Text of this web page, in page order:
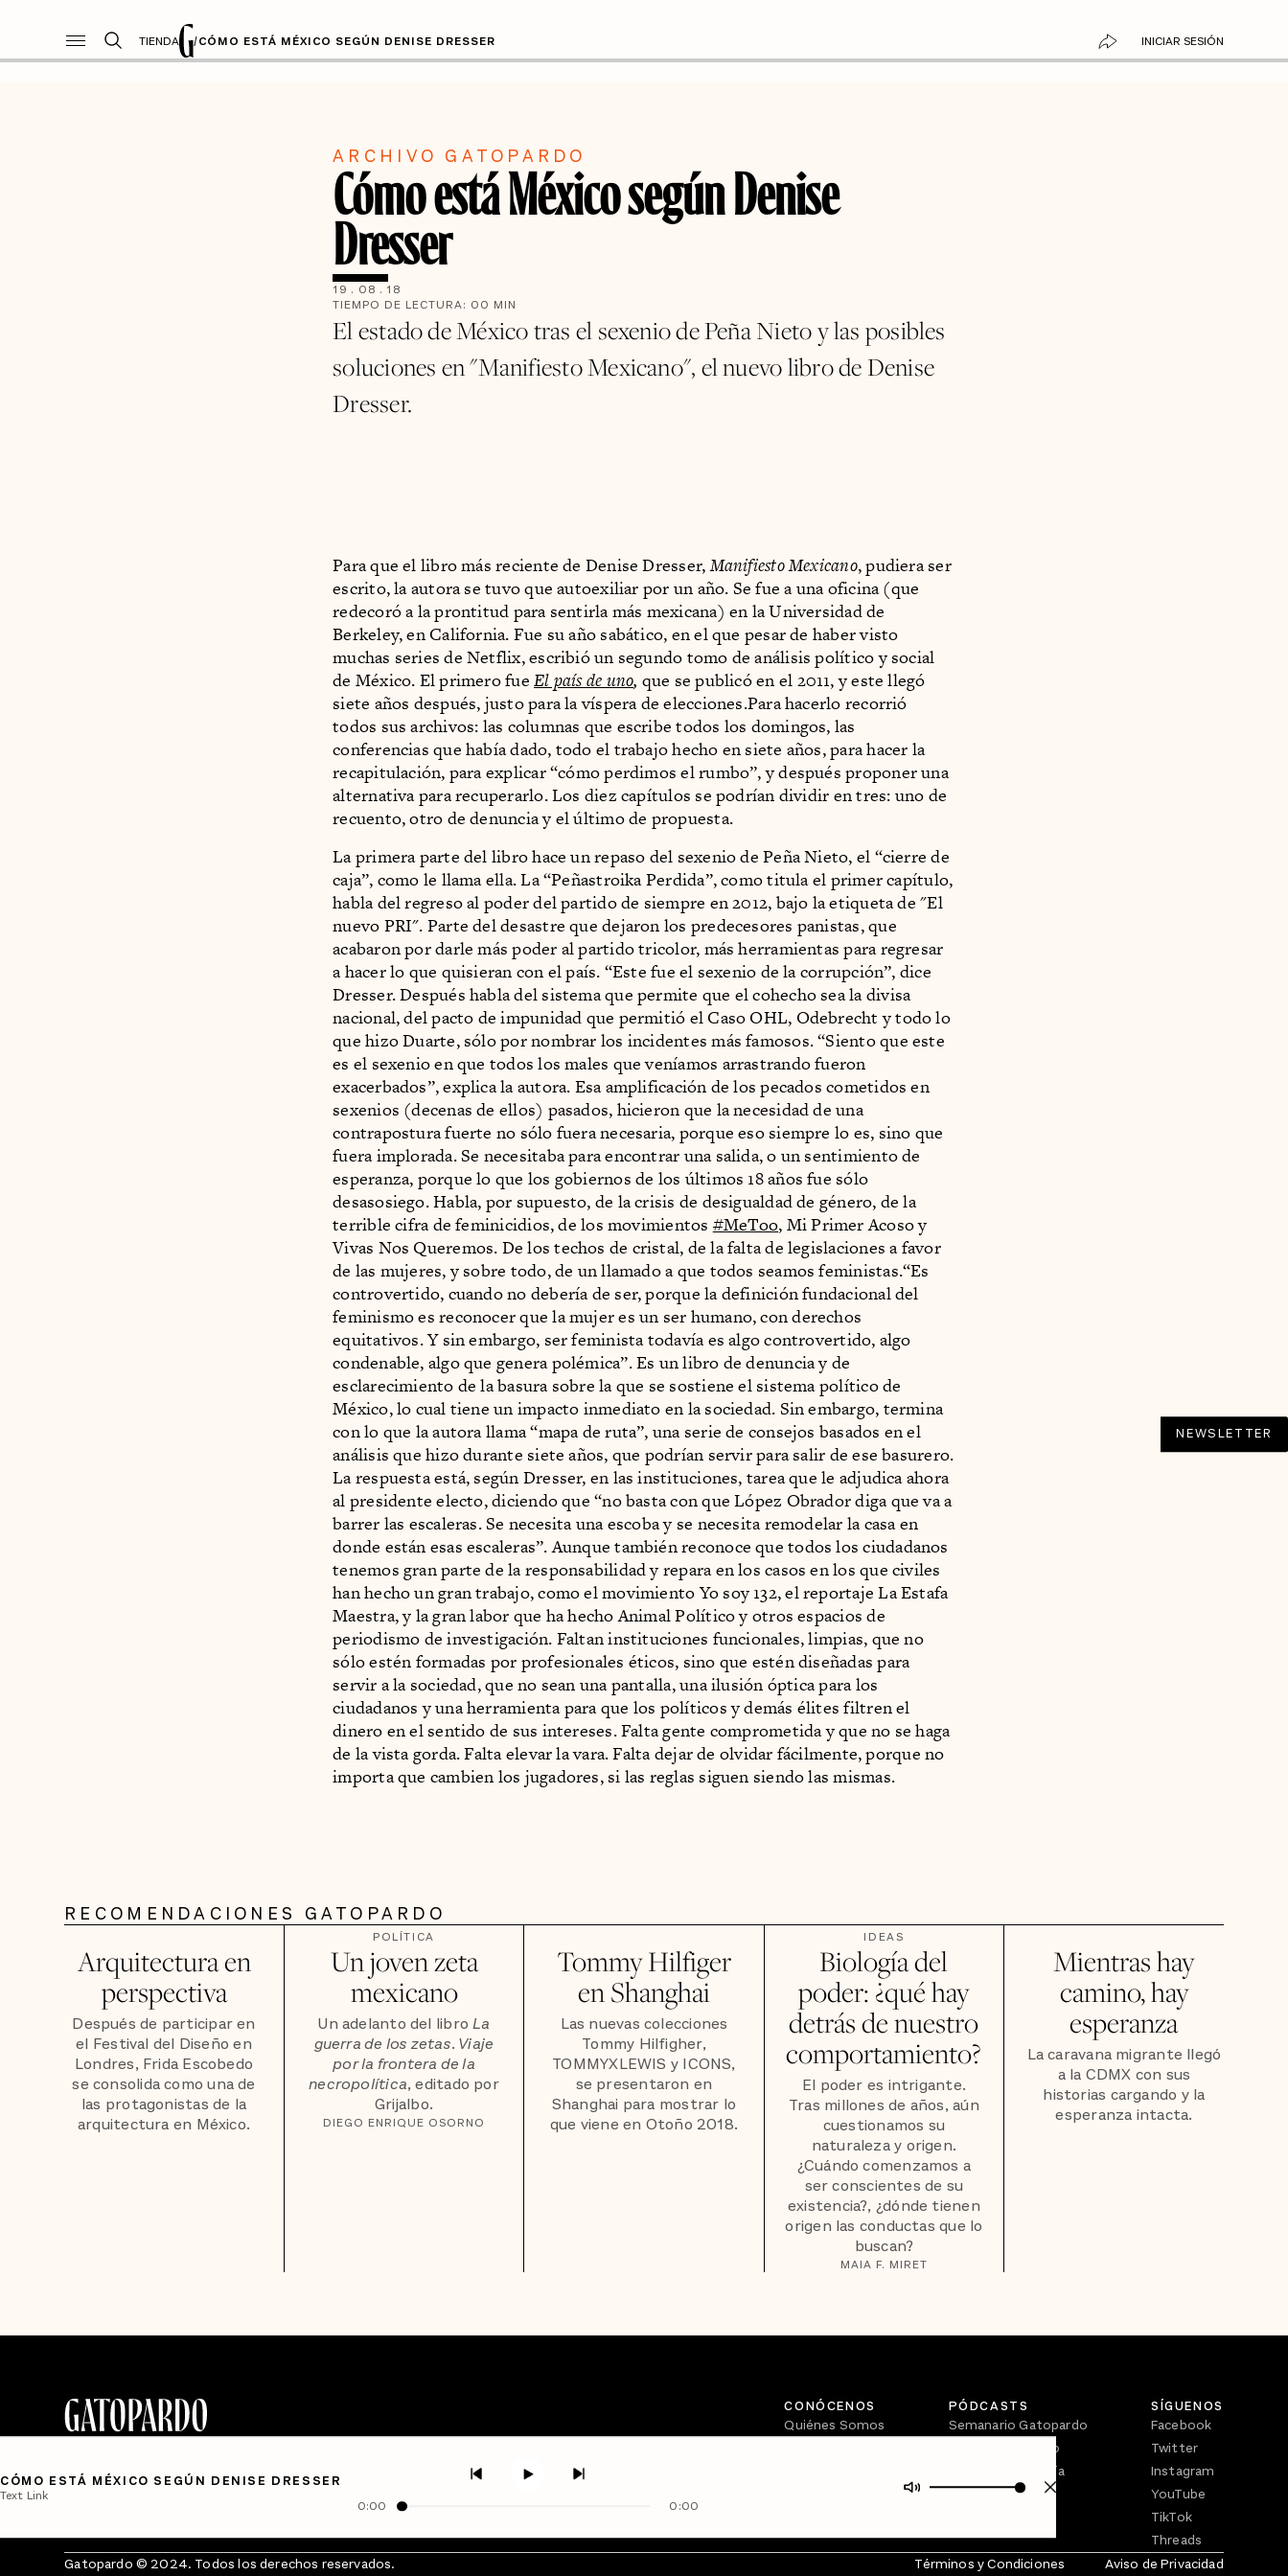
TIENDA /CÓMO ESTÁ MÉXICO SEGÚN DENISE DRESSER INICIAR SESIÓN
ARCHIVO GATOPARDO
Cómo está México según Denise
Dresser
19 . 08 . 18
TIEMPO DE LECTURA: 00 MIN
El estado de México tras el sexenio de Peña Nieto y las posibles
soluciones en "Manifiesto Mexicano", el nuevo libro de Denise
Dresser.
Para que el libro más reciente de Denise Dresser,Manifiesto Mexicano, pudiera ser
escrito, la autora se tuvo que autoexiliar por un año. Se fue a una oficina (que
redecoró a la prontitud para sentirla más mexicana) en la Universidad de
Berkeley, en California. Fue su año sabático, en el que pesar de haber visto
muchas series de Netflix, escribió un segundo tomo de análisis político y social
de México. El primero fueEl país de uno, que se publicó en el 2011, y este llegó
siete años después, justo para la víspera de elecciones.Para hacerlo recorrió
todos sus archivos: las columnas que escribe todos los domingos, las
conferencias que había dado, todo el trabajo hecho en siete años, para hacer la
recapitulación, para explicar “cómo perdimos el rumbo”, y después proponer una
alternativa para recuperarlo. Los diez capítulos se podrían dividir en tres: uno de
recuento, otro de denuncia y el último de propuesta.
La primera parte del libro hace un repaso del sexenio de Peña Nieto, el “cierre de
caja”, como le llama ella. La “Peñastroika Perdida”, como titula el primer capítulo,
habla del regreso al poder del partido de siempre en 2012, bajo la etiqueta de "El
nuevo PRI". Parte del desastre que dejaron los predecesores panistas, que
acabaron por darle más poder al partido tricolor, más herramientas para regresar
a hacer lo que quisieran con el país. “Este fue el sexenio de la corrupción”, dice
Dresser. Después habla del sistema que permite que el cohecho sea la divisa
nacional, del pacto de impunidad que permitió el Caso OHL, Odebrecht y todo lo
que hizo Duarte, sólo por nombrar los incidentes más famosos. “Siento que este
es el sexenio en que todos los males que veníamos arrastrando fueron
exacerbados”, explica la autora. Esa amplificación de los pecados cometidos en
sexenios (decenas de ellos) pasados, hicieron que la necesidad de una
contrapostura fuerte no sólo fuera necesaria, porque eso siempre lo es, sino que
fuera implorada. Se necesitaba para encontrar una salida, o un sentimiento de
esperanza, porque lo que los gobiernos de los últimos 18 años fue sólo
desasosiego. Habla, por supuesto, de la crisis de desigualdad de género, de la
terrible cifra de feminicidios, de los movimientos #MeToo, Mi Primer Acoso y
Vivas Nos Queremos. De los techos de cristal, de la falta de legislaciones a favor
de las mujeres, y sobre todo, de un llamado a que todos seamos feministas.“Es
controvertido, cuando no debería de ser, porque la definición fundacional del
feminismo es reconocer que la mujer es un ser humano, con derechos
equitativos. Y sin embargo, ser feminista todavía es algo controvertido, algo
condenable, algo que genera polémica”. Es un libro de denuncia y de
esclarecimiento de la basura sobre la que se sostiene el sistema político de
México, lo cual tiene un impacto inmediato en la sociedad. Sin embargo, termina
con lo que la autora llama “mapa de ruta”, una serie de consejos basados en el
análisis que hizo durante siete años, que podrían servir para salir de ese basurero.
La respuesta está, según Dresser, en las instituciones, tarea que le adjudica ahora
al presidente electo, diciendo que “no basta con que López Obrador diga que va a
barrer las escaleras. Se necesita una escoba y se necesita remodelar la casa en
donde están esas escaleras”. Aunque también reconoce que todos los ciudadanos
tenemos gran parte de la responsabilidad y repara en los casos en los que civiles
han hecho un gran trabajo, como el movimiento Yo soy 132, el reportaje La Estafa
Maestra, y la gran labor que ha hecho Animal Político y otros espacios de
periodismo de investigación. Faltan instituciones funcionales, limpias, que no
sólo estén formadas por profesionales éticos, sino que estén diseñadas para
servir a la sociedad, que no sean una pantalla, una ilusión óptica para los
ciudadanos y una herramienta para que los políticos y demás élites filtren el
dinero en el sentido de sus intereses. Falta gente comprometida y que no se haga
de la vista gorda. Falta elevar la vara. Falta dejar de olvidar fácilmente, porque no
importa que cambien los jugadores, si las reglas siguen siendo las mismas.
NEWSLETTER
RECOMENDACIONES GATOPARDO
Arquitectura en
perspectiva
Después de participar en
el Festival del Diseño en
Londres, Frida Escobedo
se consolida como una de
las protagonistas de la
arquitectura en México.
POLÍTICA
Un joven zeta
mexicano
Un adelanto del libroLa
guerra de los zetas. Viaje
por la frontera de la
necropolítica, editado por
Grijalbo.
DIEGO ENRIQUE OSORNO
Tommy Hilfiger
en Shanghai
Las nuevas colecciones
Tommy Hilfigher,
TOMMYXLEWIS y ICONS,
se presentaron en
Shanghai para mostrar lo
que viene en Otoño 2018.
IDEAS
Biología del
poder: ¿qué hay
detrás de nuestro
comportamiento?
El poder es intrigante.
Tras millones de años, aún
cuestionamos su
naturaleza y origen.
¿Cuándo comenzamos a
ser conscientes de su
existencia?, ¿dónde tienen
origen las conductas que lo
buscan?
MAIA F. MIRET
Mientras hay
camino, hay
esperanza
La caravana migrante llegó
a la CDMX con sus
historias cargando y la
esperanza intacta.
CÓMO ESTÁ MÉXICO SEGÚN DENISE DRESSER
Text Link
0:00 0:00
CONÓCENOS
Quiénes Somos
PÓDCASTS
Semanario Gatopardo
En Qué Momento
Crecer en Distopía
SÍGUENOS
Facebook
Twitter
Instagram
YouTube
TikTok
Threads
Gatopardo © 2024. Todos los derechos reservados.
Términos y Condiciones Aviso de Privacidad